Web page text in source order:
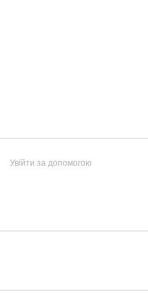
Увійти за допомогою